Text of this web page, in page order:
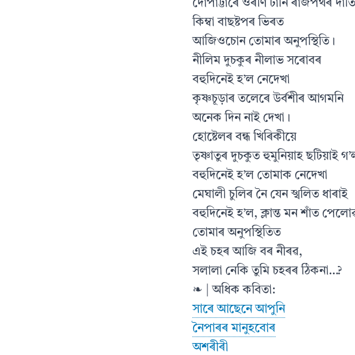
দোপাট্টাৰে ওৰণি টানি ৰাজপথৰ
কিম্বা বাছষ্টপৰ ভিৰত
আজিওচোন তোমাৰ অনুপস্থিতি।
নীলিম দুচকুৰ নীলাভ সৰোবৰ
বহুদিনেই হ’ল নেদেখা
কৃষ্ণচূড়াৰ তলেৰে উৰ্বশীৰ আগমনি
অনেক দিন নাই দেখা।
হোষ্টেলৰ বন্ধ খিৰিকীয়ে
তৃষ্ণাতুৰ দুচকুত হুমুনিয়াহ ছটিয়াই
বহুদিনেই হ’ল তোমাক নেদেখা
মেঘালী চুলিৰ নৈ যেন স্খলিত ধাৰাই
বহুদিনেই হ’ল, ক্লান্ত মন শাঁত
তোমাৰ অনুপস্থিতিত
এই চহৰ আজি বৰ নীৰৱ,
সলালা নেকি তুমি চহৰৰ ঠিকনা…?
❧ | অধিক কবিতা:
সাৰে আছেনে আপুনি
নৈপাৰৰ মানুহবোৰ
অশৰীৰী